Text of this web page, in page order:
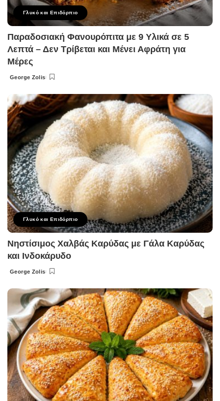
Γλυκό και Επιδόρπιο
Παραδοσιακή Φανουρόπιτα με 9 Υλικά σε 5
Λεπτά – Δεν Τρίβεται και Μένει Αφράτη για
Μέρες
Posted
George Zolis
Γλυκό και Επιδόρπιο
Νηστίσιμος Χαλβάς Καρύδας με Γάλα Καρύδας
και Ινδοκάρυδο
Posted
George Zolis